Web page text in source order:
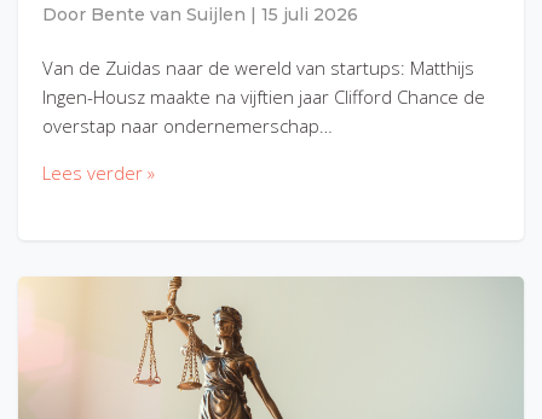
Door Bente van Suijlen 15 juli 2026
Van de Zuidas naar de wereld van startups: Matthijs
Ingen-Housz maakte na vijftien jaar Clifford Chance de
overstap naar ondernemerschap…
Lees verder »